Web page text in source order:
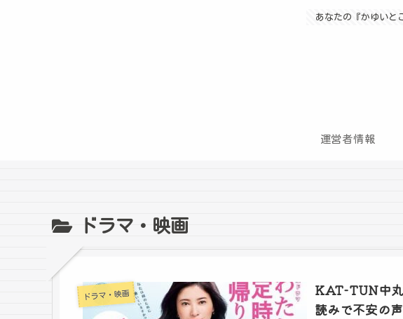
あなたの『かゆいと
運営者情報
ドラマ・映画
ドラマ・映画
KAT-TUN中丸
読みで不安の